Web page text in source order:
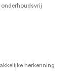
herkenning